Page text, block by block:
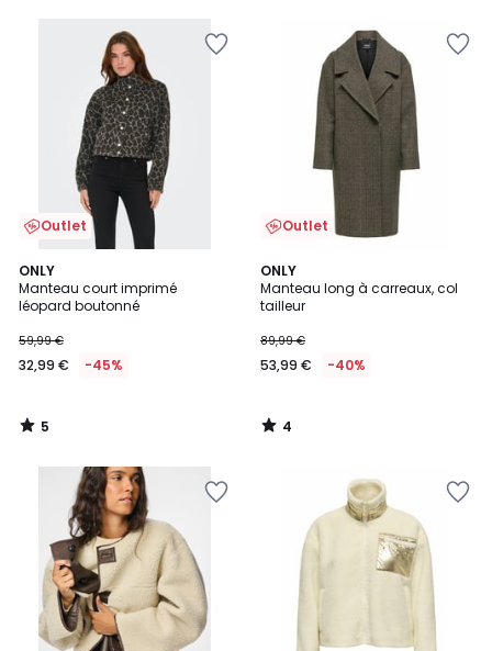
Outlet
ONLY
Manteau court imprimé
léopard boutonné
59,99 €
32,99 € -45%
5
/
5
5
/
Outlet
ONLY
Manteau long à carreaux, col
tailleur
89,99 €
53,99 € -40%
4
/
5
4
/